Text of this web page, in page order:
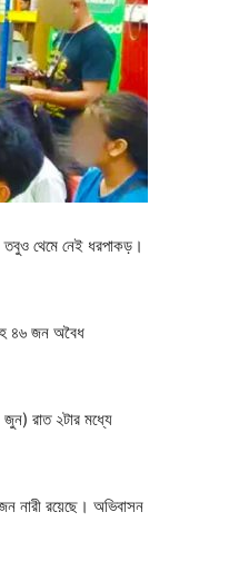
তবুও থেমে নেই ধরপাকড়।
৪৬ জন অবৈধ
জুন) রাত ২টার মধ্যে
নারী রয়েছে। অভিবাসন